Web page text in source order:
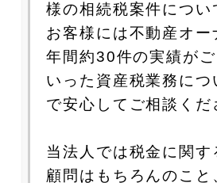
様の相続税案件につ
お客様には不動産オ
年間約30件の実績が
いった資産税業務に
で安心してご相談くだ
当法人では税金に関
顧問はもちろんのこ